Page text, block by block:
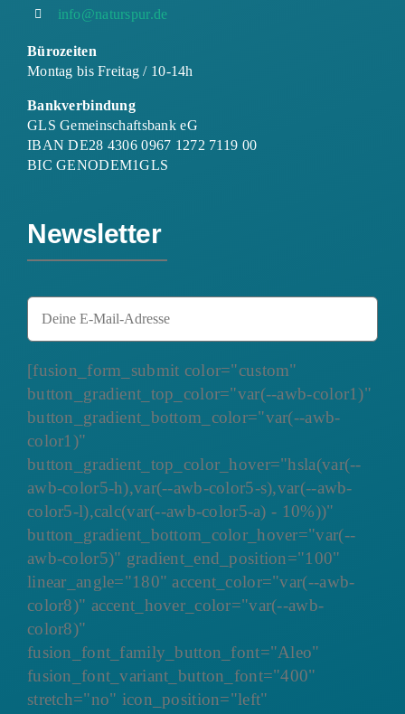
info@naturspur.de
Bürozeiten
Montag bis Freitag / 10-14h
Bankverbindung
GLS Gemeinschaftsbank eG
IBAN DE28 4306 0967 1272 7119 00
BIC GENODEM1GLS
Newsletter
[fusion_form_submit color="custom"
button_gradient_top_color="var(--awb-color1)"
button_gradient_bottom_color="var(--awb-
color1)"
button_gradient_top_color_hover="hsla(var(--
awb-color5-h),var(--awb-color5-s),var(--awb-
color5-l),calc(var(--awb-color5-a) - 10%))"
button_gradient_bottom_color_hover="var(--
awb-color5)" gradient_end_position="100"
linear_angle="180" accent_color="var(--awb-
color8)" accent_hover_color="var(--awb-
color8)"
fusion_font_family_button_font="Aleo"
fusion_font_variant_button_font="400"
stretch="no" icon_position="left"